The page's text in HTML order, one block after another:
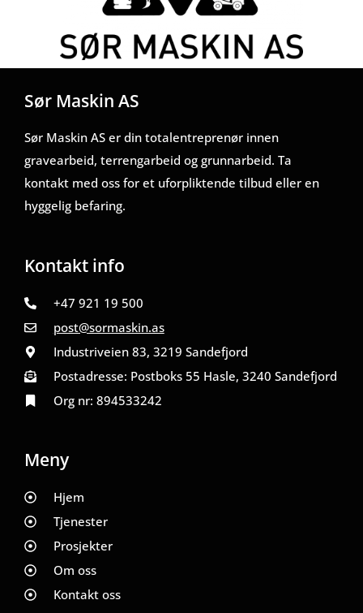
Sør Maskin AS
Sør Maskin AS er din totalentreprenør innen
gravearbeid, terrengarbeid og grunnarbeid. Ta
kontakt med oss for et uforpliktende tilbud eller en
hyggelig befaring.
Kontakt info
+47 921 19 500
post@sormaskin.as
Industriveien 83, 3219 Sandefjord
Postadresse: Postboks 55 Hasle, 3240 Sandefjord
Org nr: 894533242
Meny
Hjem
Tjenester
Prosjekter
Om oss
Kontakt oss